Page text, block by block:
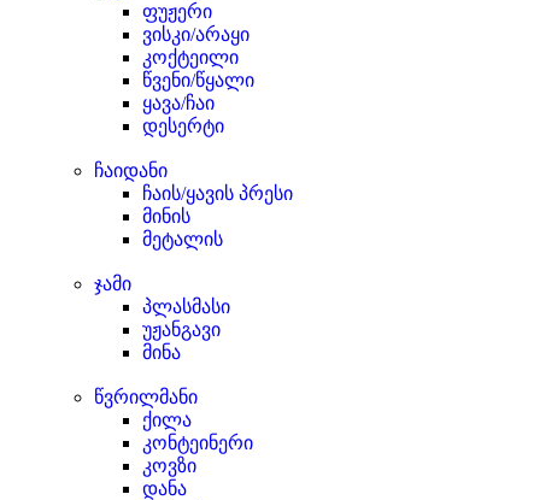
ფუჟერი
ვისკი/არაყი
კოქტეილი
წვენი/წყალი
ყავა/ჩაი
დესერტი
ჩაიდანი
ჩაის/ყავის პრესი
მინის
მეტალის
ჯამი
პლასმასი
უჟანგავი
მინა
წვრილმანი
ქილა
კონტეინერი
კოვზი
დანა